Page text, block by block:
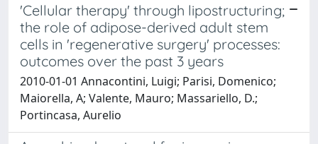
'Cellular therapy' through lipostructuring;
the role of adipose-derived adult stem
cells in 'regenerative surgery' processes:
outcomes over the past 3 years
2010-01-01 Annacontini, Luigi; Parisi, Domenico;
Maiorella, A; Valente, Mauro; Massariello, D.;
Portincasa, Aurelio